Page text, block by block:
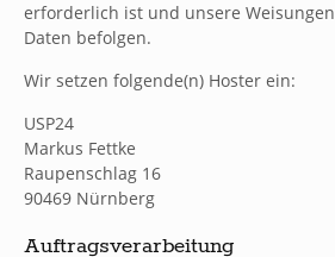
erforderlich ist und unsere
Daten befolgen.
Wir setzen folgende(n) Hoster ein:
USP24
Markus Fettke
Raupenschlag 16
90469 Nürnberg
Auftragsverarbeitung